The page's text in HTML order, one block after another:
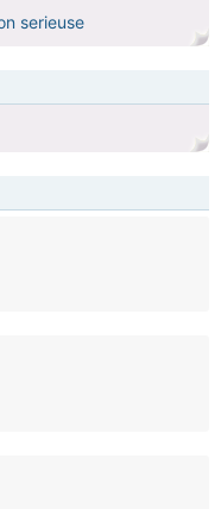
serieuse